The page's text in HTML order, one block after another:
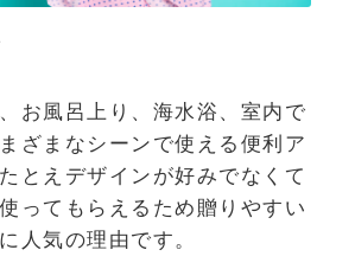
お風呂上り、海水浴、室内で
ざまなシーンで使える便利ア
とえデザインが好みでなくて
ってもらえるため贈りやすい
人気の理由です。